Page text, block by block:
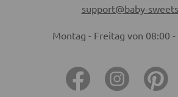
support@baby-
Montag - Freitag von 08:00